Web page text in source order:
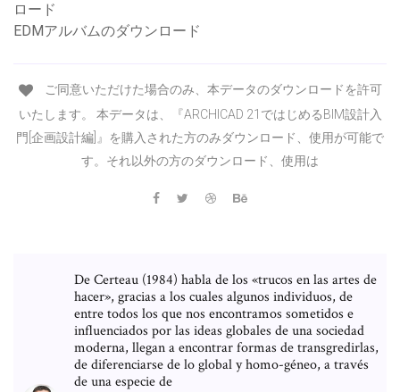
ロード
EDMアルバムのダウンロード
ご同意いただけた場合のみ、本データのダウンロードを許可
いたします。 本データは、『ARCHICAD 21ではじめるBIM設計入
門[企画設計編]』を購入された方のみダウンロード、使用が可能で
す。それ以外の方のダウンロード、使用は
De Certeau (1984) habla de los «trucos en las artes de
hacer», gracias a los cuales algunos individuos, de
entre todos los que nos encontramos sometidos e
influenciados por las ideas globales de una sociedad
moderna, llegan a encontrar formas de transgredirlas,
de diferenciarse de lo global y homo-géneo, a través
de una especie de